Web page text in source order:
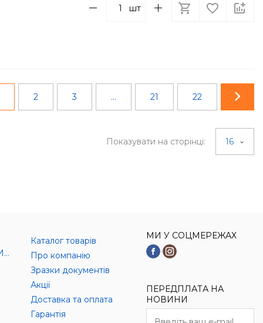
шт
2 3 ... 21 22
Показувати на сторінці: 16
Каталог товарів
Про компанію
Зразки документів
Акції
Доставка та оплата
Гарантія
МИ У СОЦМЕРЕЖАХ
ПЕРЕДПЛАТА НА
НОВИНИ